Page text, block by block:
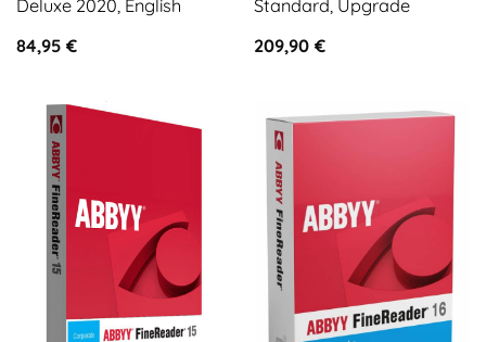
Deluxe 2020, English
84,95 €
Standard, Upgrade
209,90 €